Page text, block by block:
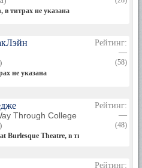
титрах не указана
не указана
Рейтинг:
—
(58)
Through College
Burlesque Theatre, в титрах не указана
Рейтинг:
—
(48)
Рейтинг: